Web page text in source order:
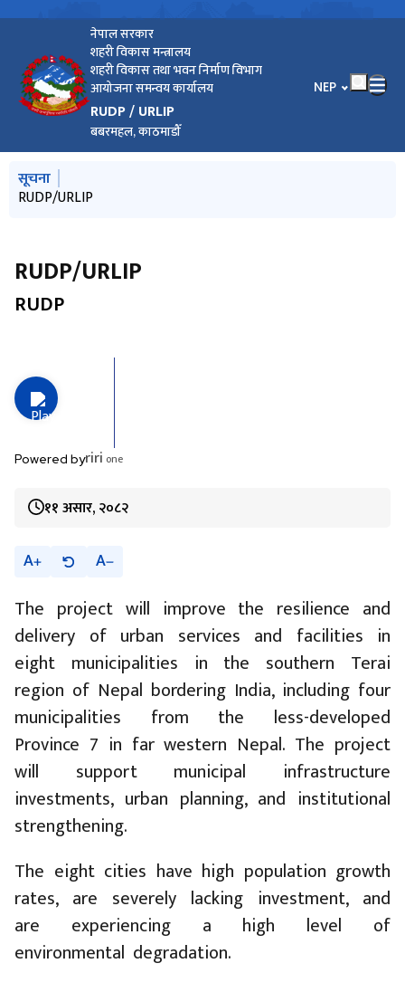
नेपाल सरकार
शहरी विकास मन्त्रालय
शहरी विकास तथा भवन निर्माण विभाग
आयोजना समन्वय कार्यालय
RUDP / URLIP
बबरमहल, काठमाडौँ
भाषा चयन गर्नुहोस्
NEP
मुख्य नेभिगेसनमा जानुहोस्
सूचना
RUDP/URLIP
RUDP/URLIP
RUDP
Powered byriri one
११ असार, २०८२
A A
The project will improve the resilience and
delivery of urban services and facilities in
eight municipalities in the southern Terai
region of Nepal bordering India, including four
municipalities from the less-developed
Province 7 in far western Nepal. The project
will support municipal infrastructure
investments, urban planning, and institutional
strengthening.
The eight cities have high population growth
rates, are severely lacking investment, and
are experiencing a high level of
environmental degradation.